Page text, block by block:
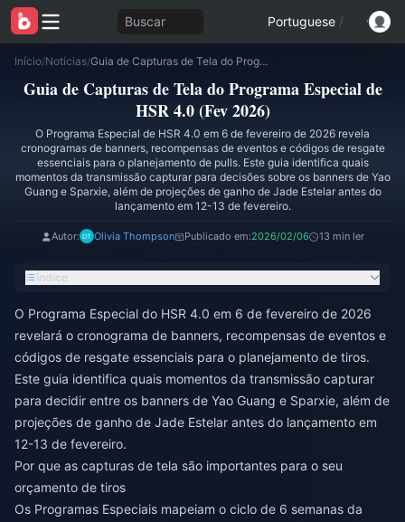
Buscar Portuguese /
Início/Notícias/ Guia de Capturas de Tela do Programa Especial de HSR 4.0 (Fev 2026)
Guia de Capturas de Tela do Programa Especial de
HSR 4.0 (Fev 2026)
O Programa Especial de HSR 4.0 em 6 de fevereiro de 2026 revela
cronogramas de banners, recompensas de eventos e códigos de resgate
essenciais para o planejamento de pulls. Este guia identifica quais
momentos da transmissão capturar para decisões sobre os banners de Yao
Guang e Sparxie, além de projeções de ganho de Jade Estelar antes do
lançamento em 12-13 de fevereiro.
Autor: Olivia Thompson Publicado em:2026/02/06 13 min ler
Índice
O Programa Especial do HSR 4.0 em 6 de fevereiro de 2026
revelará o cronograma de banners, recompensas de eventos e
códigos de resgate essenciais para o planejamento de tiros.
Este guia identifica quais momentos da transmissão capturar
para decidir entre os banners de Yao Guang e Sparxie, além de
projeções de ganho de Jade Estelar antes do lançamento em
12-13 de fevereiro.
Por que as capturas de tela são importantes para o seu
orçamento de tiros
Os Programas Especiais mapeiam o ciclo de 6 semanas da